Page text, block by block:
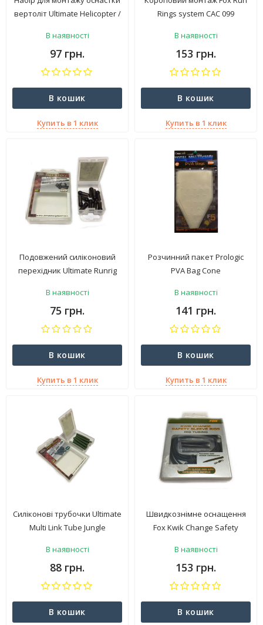
вертоліт Ultimate Helicopter /
В наявності
97 грн.
В кошик
Купить в 1 клик
Rings system CAC 099
В наявності
153 грн.
В кошик
Купить в 1 клик
Подовжений силіконовий
перехідник Ultimate Runrig
В наявності
75 грн.
В кошик
Купить в 1 клик
Розчинний пакет Prologic
PVA Bag Cone
В наявності
141 грн.
В кошик
Купить в 1 клик
Силіконові трубочки Ultimate
Multi Link Tube Jungle
В наявності
88 грн.
В кошик
Швидкознімне оснащення
Fox Kwik Change Safety
В наявності
153 грн.
В кошик